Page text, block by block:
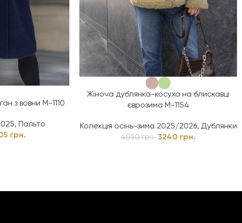
з вовни М-1110
, Пальто
грн.
Жіноча дублянка-косуха на блискавці
єврозима М-1154
Колекція осінь-зима 2025/2026, Дублянки
4050грн. 3240 грн.